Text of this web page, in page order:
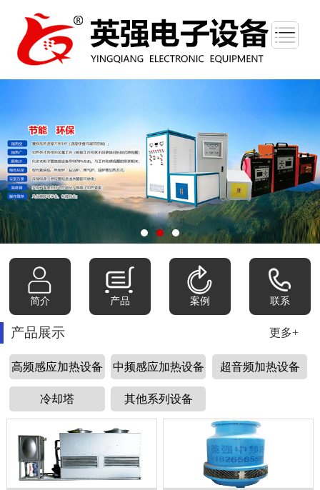
简介 产品 案例 联系
产品展示 更多+
高频感应加热设备 中频感应加热设备 超音频加热设备
冷却塔 其他系列设备